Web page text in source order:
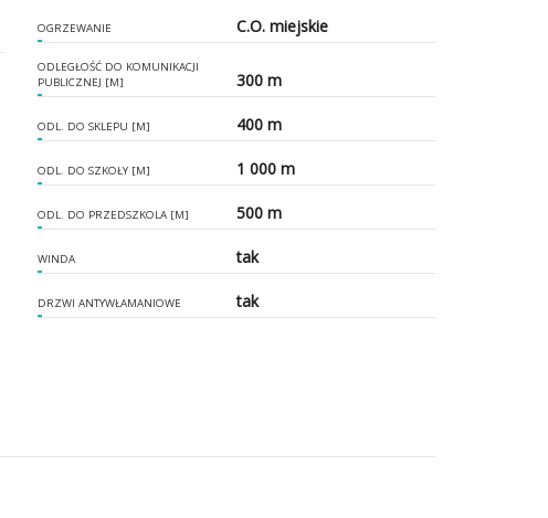
OGRZEWANIE C.O. miejskie
ODLEGŁOŚĆ DO KOMUNIKACJI
PUBLICZNEJ [M]
300 m
ODL. DO SKLEPU [M] 400 m
ODL. DO SZKOŁY [M] 1 000 m
ODL. DO PRZEDSZKOLA [M] 500 m
WINDA tak
DRZWI ANTYWŁAMANIOWE tak